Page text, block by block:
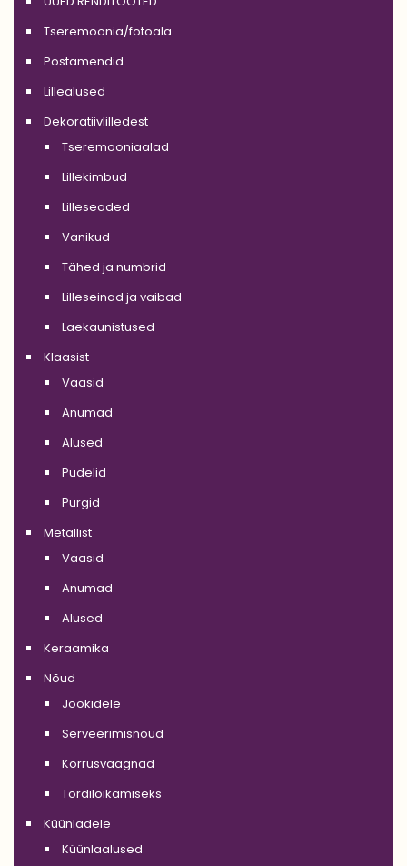
Tseremoonia/fotoala
Postamendid
Lillealused
Dekoratiivlilledest
Tseremooniaalad
Lillekimbud
Lilleseaded
Vanikud
Tähed ja numbrid
Lilleseinad ja vaibad
Laekaunistused
Klaasist
Vaasid
Anumad
Alused
Pudelid
Purgid
Metallist
Vaasid
Anumad
Alused
Keraamika
Nõud
Jookidele
Serveerimisnõud
Korrusvaagnad
Tordilõikamiseks
Küünladele
Küünlaalused